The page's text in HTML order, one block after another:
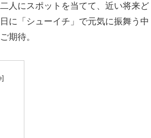
人にスポットを当てて、近い将来ど
に「シューイチ」で元気に振舞う中
期待。